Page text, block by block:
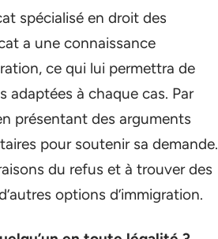
spécialisé en droit des
a une connaissance
ce qui lui permettra de
adaptées à chaque cas. Par
présentant des arguments
pour soutenir sa demande.
du refus et à trouver des
options d’immigration.